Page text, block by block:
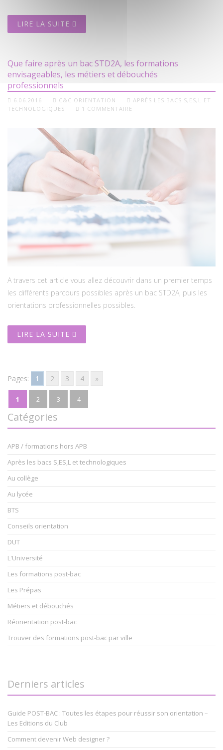
LIRE LA SUITE
Que faire après un bac STD2A, les formations
envisageables, les métiers et débouchés
professionnels
6.06.2016 C&C ORIENTATION
APRÈS LES BACS S,ES,L ET
TECHNOLOGIQUES
1 COMMENTAIRE
A travers cet article vous allez découvrir dans un premier temps
les différents parcours possibles après un bac STD2A, puis les
orientations professionnelles possibles.
LIRE LA SUITE
Pages: 1 2 3 4 »
1 2 3 4
Catégories
APB / formations hors APB
Après les bacs S,ES,L et technologiques
Au collège
Au lycée
BTS
Conseils orientation
DUT
L'Université
Les formations post-bac
Les Prépas
Métiers et débouchés
Réorientation post-bac
Trouver des formations post-bac par ville
Derniers articles
Guide POST-BAC : Toutes les étapes pour réussir son orientation –
Les Editions du Club
Comment devenir Web designer ?